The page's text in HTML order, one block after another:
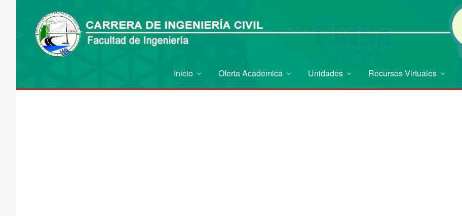
Inicio Oferta Academica Unidades Recursos Virtuales